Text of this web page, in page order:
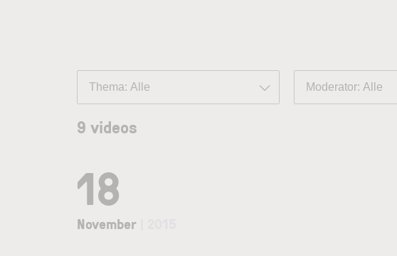
9 videos
Thema: Alle Moderator: Alle
18
November